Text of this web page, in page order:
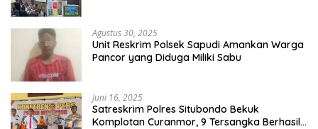
Agustus 30, 2025
Unit Reskrim Polsek Sapudi Amankan Warga
Pancor yang Diduga Miliki Sabu
Juni 16, 2025
Satreskrim Polres Situbondo Bekuk
Komplotan Curanmor, 9 Tersangka Berhasil